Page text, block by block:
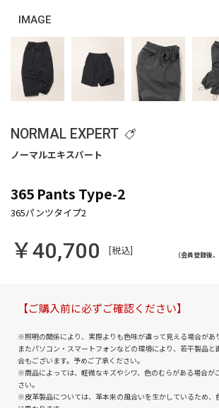
IMAGE
NORMAL EXPERT
365 Pants Type-2
￥40,700 [税込]
（会員登録後
【ご購入前に必ずご確認ください】
※照明の関係により、実際よりも色味が違って見える場合があ
またパソコン・スマートフォンなどの環境により、若干製品と
合もございます。予めご了承ください。
※商品によっては、軽微なキズやシワ、色のむらがある場合が
さい。
※皮革製品については、革本来の風合いを生かしているため、